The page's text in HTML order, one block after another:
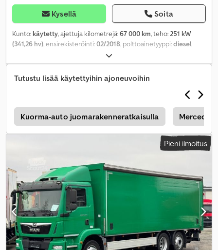
Kysellä Soita
Kunto: käytetty, ajettuja kilometrejä:67 000 km, teho:251 kW
(341,26 hv), ensirekisteröinti:02/2018, polttoainetyyppi:diesel,
, akselikokoonpano:
vaihteistotyyppi:automaattinen, päästöluokka:Euro 6,
kuormatilan pituus:
7 300 mm , lastitilan leveys:
kuormatilan korkeus:
2 100 mm , Varusteet:
Tutustu lisää käytettyihin ajoneuvoihin
Kuorma-auto juomarakenneratkaisulla
Pieni ilmoitus